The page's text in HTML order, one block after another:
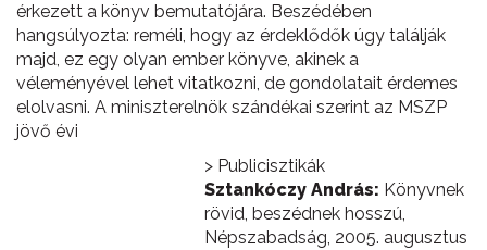
érkezett a könyv bemutatójára. Beszédében
hangsúlyozta: reméli, hogy az érdeklődők úgy találják
majd, ez egy olyan ember könyve, akinek a
véleményével lehet vitatkozni, de gondolatait érdemes
elolvasni. A miniszterelnök szándékai szerint az MSZP
jövő évi
> Publicisztikák
Sztankóczy András: Könyvnek
rövid, beszédnek hosszú,
Népszabadság, 2005. augusztus